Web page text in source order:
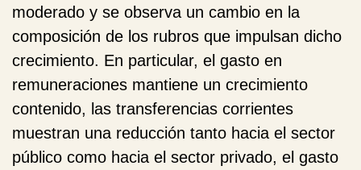
moderado y se observa un cambio en la
composición de los rubros que impulsan dicho
crecimiento. En particular, el gasto en
remuneraciones mantiene un crecimiento
contenido, las transferencias corrientes
muestran una reducción tanto hacia el sector
público como hacia el sector privado, el gasto